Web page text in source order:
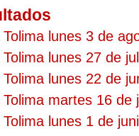
lunes 3 de
lunes 27 de
lunes 22 de
martes 16 de
lunes 1 de